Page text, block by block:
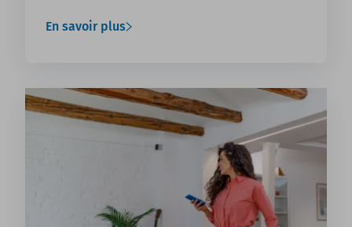
En savoir plus